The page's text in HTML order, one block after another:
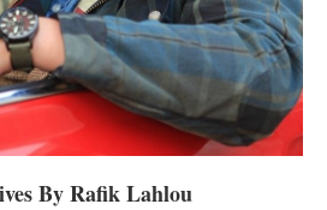
By Rafik Lahlou